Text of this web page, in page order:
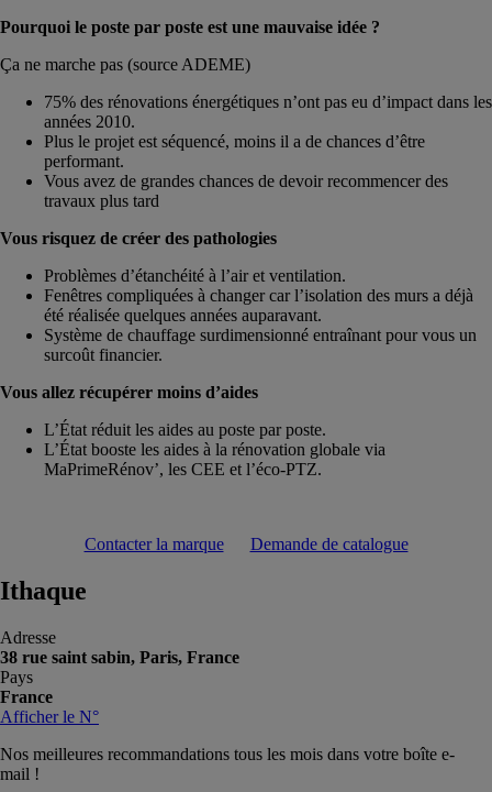
Pourquoi le poste par poste est une mauvaise idée ?
Ça ne marche pas (source ADEME)
75% des rénovations énergétiques n’ont pas eu d’impact dans les
années 2010.
Plus le projet est séquencé, moins il a de chances d’être
performant.
Vous avez de grandes chances de devoir recommencer des
travaux plus tard
Vous risquez de créer des pathologies
Problèmes d’étanchéité à l’air et ventilation.
Fenêtres compliquées à changer car l’isolation des murs a déjà
été réalisée quelques années auparavant.
Système de chauffage surdimensionné entraînant pour vous un
surcoût financier.
Vous allez récupérer moins d’aides
L’État réduit les aides au poste par poste.
L’État booste les aides à la rénovation globale via
MaPrimeRénov’, les CEE et l’éco-PTZ.
Contacter la marque Demande de catalogue
Ithaque
Adresse
38 rue saint sabin, Paris, France
Pays
France
Afficher le N°
Nos meilleures recommandations tous les mois dans votre boîte e-
mail !